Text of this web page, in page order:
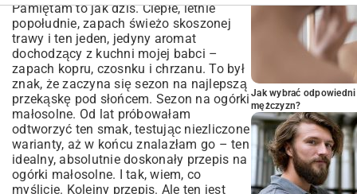
Pamiętam to jak dziś. Ciepłe, letnie
popołudnie, zapach świeżo skoszonej
trawy i ten jeden, jedyny aromat
dochodzący z kuchni mojej babci –
zapach kopru, czosnku i chrzanu. To był
znak, że zaczyna się sezon na najlepszą
przekąskę pod słońcem. Sezon na ogórki
małosolne. Od lat próbowałam
odtworzyć ten smak, testując niezliczone
warianty, aż w końcu znalazłam go – ten
idealny, absolutnie doskonały przepis na
ogórki małosolne. I tak, wiem, co
myślicie. Kolejny przepis. Ale ten jest
Jak wybrać
mężczyzn?